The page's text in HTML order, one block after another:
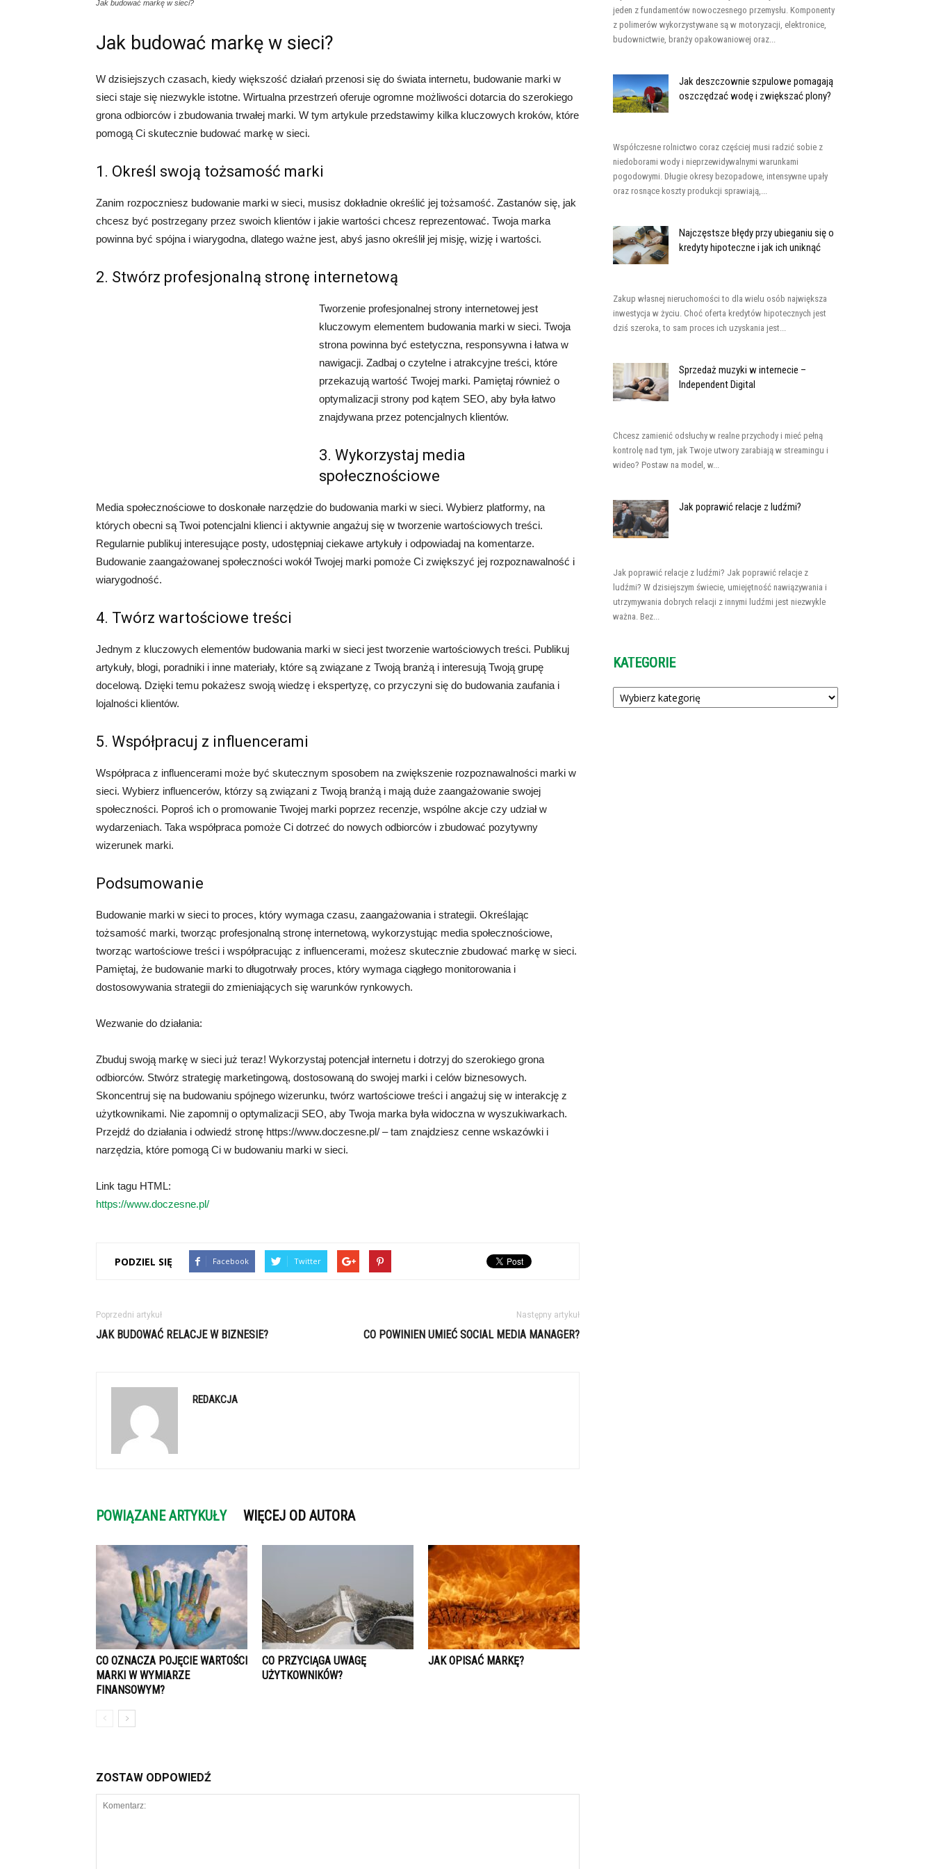
Jak budować markę w sieci?
Jak budować markę w sieci?
W dzisiejszych czasach, kiedy większość działań przenosi się do świata internetu, budowanie marki w
sieci staje się niezwykle istotne. Wirtualna przestrzeń oferuje ogromne możliwości dotarcia do szerokiego
grona odbiorców i zbudowania trwałej marki. W tym artykule przedstawimy kilka kluczowych kroków, które
pomogą Ci skutecznie budować markę w sieci.
1. Określ swoją tożsamość marki
Zanim rozpoczniesz budowanie marki w sieci, musisz dokładnie określić jej tożsamość. Zastanów się, jak
chcesz być postrzegany przez swoich klientów i jakie wartości chcesz reprezentować. Twoja marka
powinna być spójna i wiarygodna, dlatego ważne jest, abyś jasno określił jej misję, wizję i wartości.
2. Stwórz profesjonalną stronę internetową
Tworzenie profesjonalnej strony internetowej jest
kluczowym elementem budowania marki w sieci. Twoja
strona powinna być estetyczna, responsywna i łatwa w
nawigacji. Zadbaj o czytelne i atrakcyjne treści, które
przekazują wartość Twojej marki. Pamiętaj również o
optymalizacji strony pod kątem SEO, aby była łatwo
znajdywana przez potencjalnych klientów.
3. Wykorzystaj media
społecznościowe
Media społecznościowe to doskonałe narzędzie do budowania marki w sieci. Wybierz platformy, na
których obecni są Twoi potencjalni klienci i aktywnie angażuj się w tworzenie wartościowych treści.
Regularnie publikuj interesujące posty, udostępniaj ciekawe artykuły i odpowiadaj na komentarze.
Budowanie zaangażowanej społeczności wokół Twojej marki pomoże Ci zwiększyć jej rozpoznawalność i
wiarygodność.
4. Twórz wartościowe treści
Jednym z kluczowych elementów budowania marki w sieci jest tworzenie wartościowych treści. Publikuj
artykuły, blogi, poradniki i inne materiały, które są związane z Twoją branżą i interesują Twoją grupę
docelową. Dzięki temu pokażesz swoją wiedzę i ekspertyzę, co przyczyni się do budowania zaufania i
lojalności klientów.
5. Współpracuj z influencerami
Współpraca z influencerami może być skutecznym sposobem na zwiększenie rozpoznawalności marki w
sieci. Wybierz influencerów, którzy są związani z Twoją branżą i mają duże zaangażowanie swojej
społeczności. Poproś ich o promowanie Twojej marki poprzez recenzje, wspólne akcje czy udział w
wydarzeniach. Taka współpraca pomoże Ci dotrzeć do nowych odbiorców i zbudować pozytywny
wizerunek marki.
Podsumowanie
Budowanie marki w sieci to proces, który wymaga czasu, zaangażowania i strategii. Określając
tożsamość marki, tworząc profesjonalną stronę internetową, wykorzystując media społecznościowe,
tworząc wartościowe treści i współpracując z influencerami, możesz skutecznie zbudować markę w sieci.
Pamiętaj, że budowanie marki to długotrwały proces, który wymaga ciągłego monitorowania i
dostosowywania strategii do zmieniających się warunków rynkowych.
Wezwanie do działania:
Zbuduj swoją markę w sieci już teraz! Wykorzystaj potencjał internetu i dotrzyj do szerokiego grona
odbiorców. Stwórz strategię marketingową, dostosowaną do swojej marki i celów biznesowych.
Skoncentruj się na budowaniu spójnego wizerunku, twórz wartościowe treści i angażuj się w interakcję z
użytkownikami. Nie zapomnij o optymalizacji SEO, aby Twoja marka była widoczna w wyszukiwarkach.
Przejdź do działania i odwiedź stronę https://www.doczesne.pl/ – tam znajdziesz cenne wskazówki i
narzędzia, które pomogą Ci w budowaniu marki w sieci.
Link tagu HTML:
https://www.doczesne.pl/
PODZIEL SIĘ Facebook Twitter
Poprzedni artykuł
JAK BUDOWAĆ RELACJE W BIZNESIE?
Następny artykuł
CO POWINIEN UMIEĆ SOCIAL MEDIA MANAGER?
REDAKCJA
POWIĄZANE ARTYKUŁY WIĘCEJ OD AUTORA
CO OZNACZA POJĘCIE WARTOŚCI
MARKI W WYMIARZE
FINANSOWYM?
CO PRZYCIĄGA UWAGĘ
UŻYTKOWNIKÓW?
JAK OPISAĆ MARKĘ?
ZOSTAW ODPOWIEDŹ
jeden z fundamentów nowoczesnego przemysłu. Komponenty
z polimerów wykorzystywane są w motoryzacji, elektronice,
budownictwie, branży opakowaniowej oraz...
Jak deszczownie szpulowe pomagają
oszczędzać wodę i zwiększać plony?
Współczesne rolnictwo coraz częściej musi radzić sobie z
niedoborami wody i nieprzewidywalnymi warunkami
pogodowymi. Długie okresy bezopadowe, intensywne upały
oraz rosnące koszty produkcji sprawiają,...
Najczęstsze błędy przy ubieganiu się o
kredyty hipoteczne i jak ich uniknąć
Zakup własnej nieruchomości to dla wielu osób największa
inwestycja w życiu. Choć oferta kredytów hipotecznych jest
dziś szeroka, to sam proces ich uzyskania jest...
Sprzedaż muzyki w internecie –
Independent Digital
Chcesz zamienić odsłuchy w realne przychody i mieć pełną
kontrolę nad tym, jak Twoje utwory zarabiają w streamingu i
wideo? Postaw na model, w...
Jak poprawić relacje z ludźmi?
Jak poprawić relacje z ludźmi? Jak poprawić relacje z
ludźmi? W dzisiejszym świecie, umiejętność nawiązywania i
utrzymywania dobrych relacji z innymi ludźmi jest niezwykle
ważna. Bez...
KATEGORIE
Kategorie